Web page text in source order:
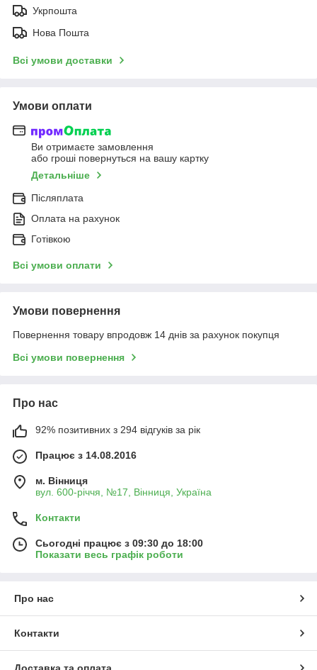
Укрпошта
Нова Пошта
Всі умови доставки
Умови оплати
Ви отримаєте замовлення
або гроші повернуться на вашу картку
Детальніше
Післяплата
Оплата на рахунок
Готівкою
Всі умови оплати
Умови повернення
Повернення товару впродовж 14 днів за рахунок покупця
Всі умови повернення
Про нас
92% позитивних з 294 відгуків за рік
Працює з 14.08.2016
м. Вінниця
вул. 600-річчя, №17, Вінниця, Україна
Контакти
Сьогодні працює з 09:30 до 18:00
Показати весь графік роботи
Про нас
Контакти